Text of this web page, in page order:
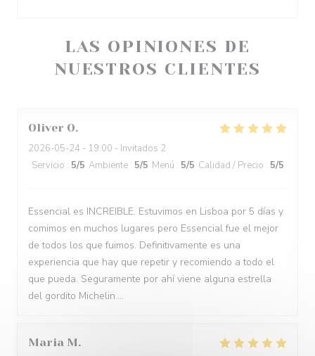
LAS OPINIONES DE
NUESTROS CLIENTES
Oliver O
2026-05-24 - 19:00 - Invitados 2
Servicio : 5/5 Ambiente : 5/5 Menú : 5/5 Calidad / Precio : 5/5
Essencial es INCREIBLE. Estuvimos en Lisboa por 5 días y
comimos en muchos lugares pero Essencial fue el mejor
de todos los que fuimos. Definitivamente es una
experiencia que hay que repetir y recomiendo a todo el
que pueda. Seguramente por ahí viene alguna estrella
del gordito Michelin....
Maria M